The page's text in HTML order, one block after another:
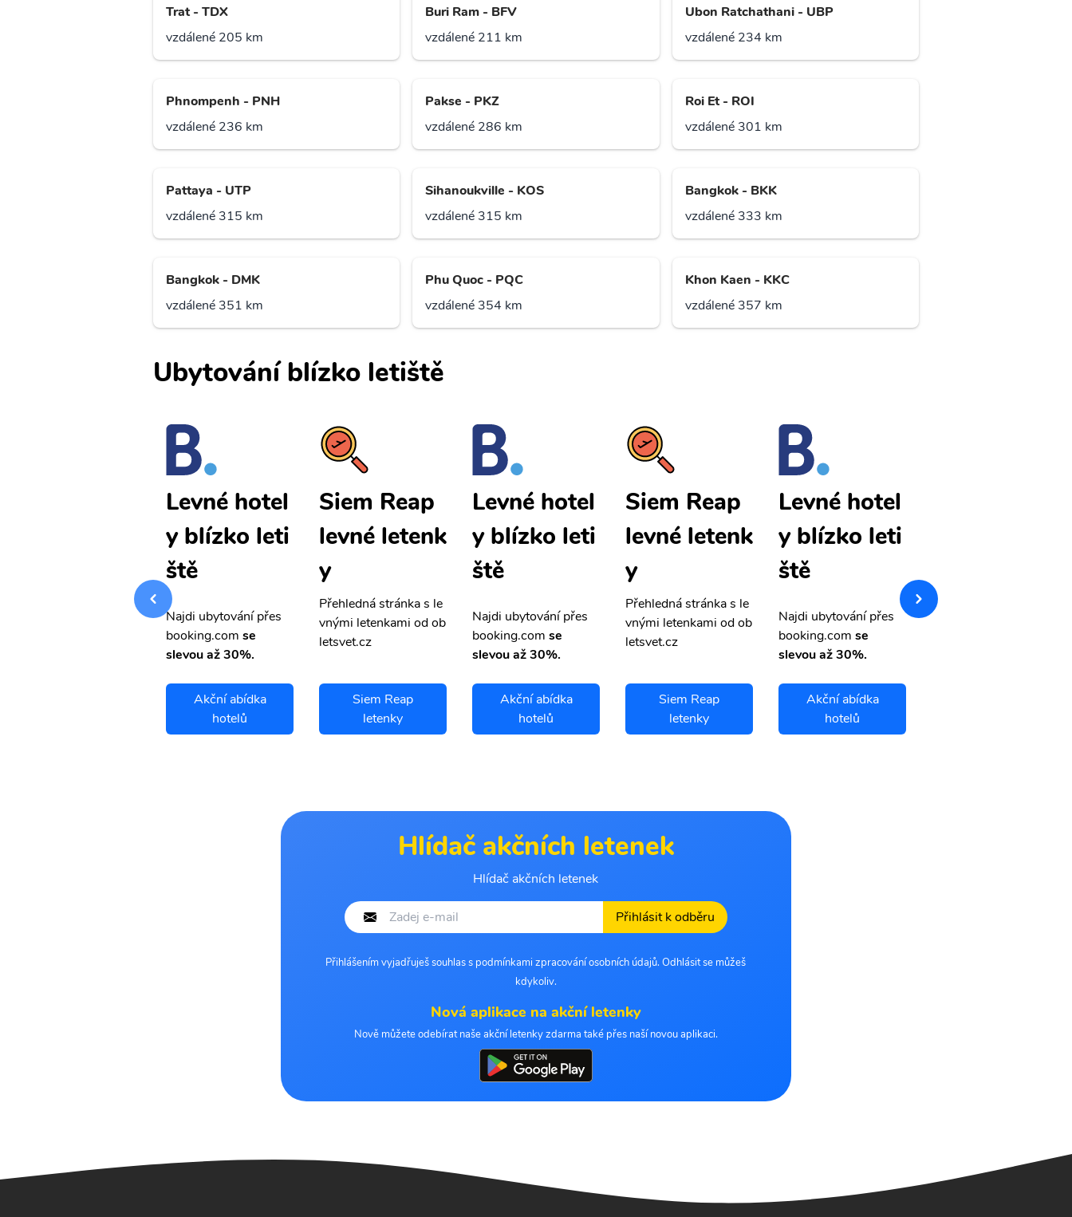
Trat - TDX
vzdálené 205 km
Buri Ram - BFV
vzdálené 211 km
Ubon Ratchathani - UBP
vzdálené 234 km
Phnompenh - PNH
vzdálené 236 km
Pakse - PKZ
vzdálené 286 km
Roi Et - ROI
vzdálené 301 km
Pattaya - UTP
vzdálené 315 km
Sihanoukville - KOS
vzdálené 315 km
Bangkok - BKK
vzdálené 333 km
Bangkok - DMK
vzdálené 351 km
Phu Quoc - PQC
vzdálené 354 km
Khon Kaen - KKC
vzdálené 357 km
Ubytování blízko letiště
Přehledná stránka s le
Levné hotel
y blízko leti
ště
Najdi ubytování přes
booking.com se
slevou až 30%.
Akční abídka
hotelů
Siem Reap
levné letenk
y
Přehledná stránka s le
vnými letenkami od ob
letsvet.cz
Siem Reap
letenky
Levné hotel
y blízko leti
ště
Najdi ubytování přes
booking.com se
slevou až 30%.
Akční abídka
hotelů
Siem Reap
levné letenk
y
Přehledná stránka s le
vnými letenkami od ob
letsvet.cz
Siem Reap
letenky
Levné hotel
y blízko leti
ště
Najdi ubytování přes
booking.com se
slevou až 30%.
Akční abídka
hotelů
Přehledná stránka s le
Hlídač akčních letenek
Hlídač akčních letenek
Přihlásit k odběru
Přihlášením vyjadřuješ souhlas s podmínkami zpracování osobních údajů. Odhlásit se můžeš
kdykoliv.
Nová aplikace na akční letenky
Nově můžete odebírat naše akční letenky zdarma také přes naší novou aplikaci.